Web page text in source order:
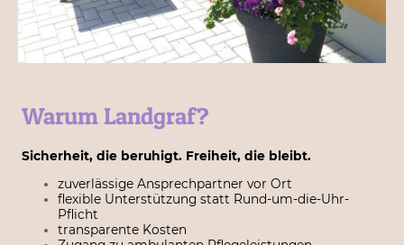
Warum Landgraf?
Sicherheit, die beruhigt. Freiheit, die bleibt.
zuverlässige Ansprechpartner vor Ort
flexible Unterstützung statt Rund-um-die-Uhr-
Pflicht
transparente Kosten